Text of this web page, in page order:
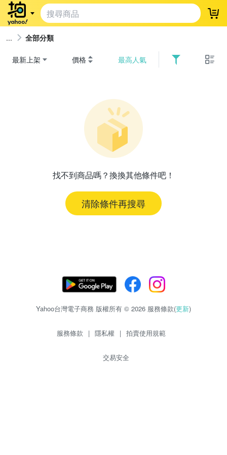
登
全部分類
最新上架 價格 最高人氣
找不到商品嗎？換換其他條件吧！
清除條件再搜尋
Yahoo台灣電子商務 版權所有 © 2026 服務條款(更新)
服務條款 | 隱私權 | 拍賣使用規範
交易安全